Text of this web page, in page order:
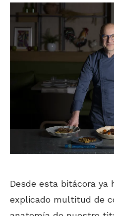
Desde esta bitácora ya
explicado multitud de